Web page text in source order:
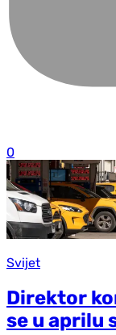
0
Svijet
Direktor
se u aprilu